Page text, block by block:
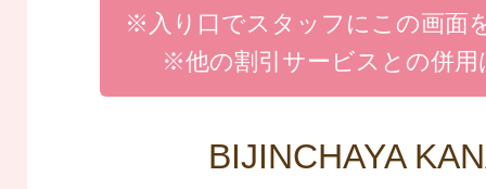
※入り口でスタッフにこの画面
※他の割引サービスとの併
BIJINCHAYA